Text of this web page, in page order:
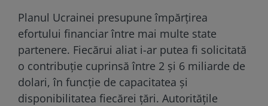
Planul Ucrainei presupune împărțirea
efortului financiar între mai multe state
partenere. Fiecărui aliat i-ar putea fi solicitată
o contribuție cuprinsă între 2 și 6 miliarde de
dolari, în funcție de capacitatea și
disponibilitatea fiecărei țări. Autoritățile